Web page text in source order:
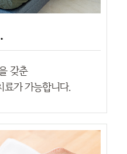
갖춘
가 가능합니다.